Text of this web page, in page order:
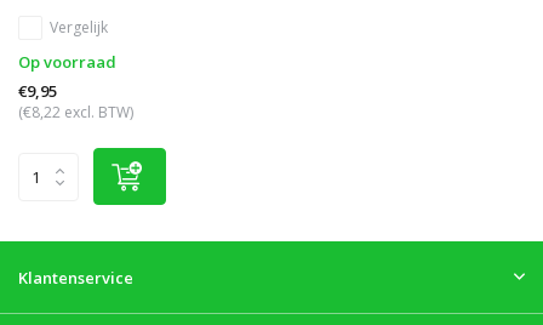
Vergelijk
Op voorraad
€9,95
(€8,22 excl. BTW)
Klantenservice